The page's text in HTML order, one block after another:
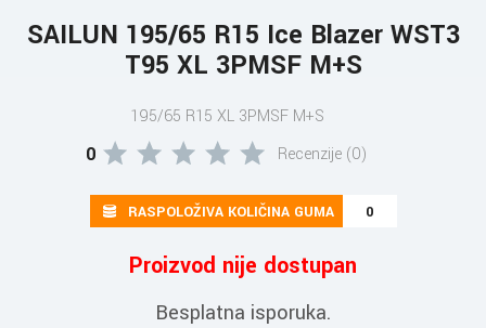
SAILUN 195/65 R15 Ice Blazer WST3
T95 XL 3PMSF M+S
195/65 R15 XL 3PMSF M+S
0 Recenzije (0)
RASPOLOŽIVA KOLIČINA GUMA 0
Proizvod nije dostupan
Besplatna isporuka.